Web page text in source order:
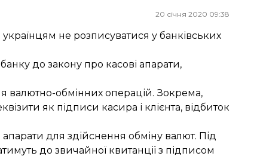
20 січня 2020 09:38
не розписуватися у банківських
до закону про касові апарати,
валютно-обмінних операцій. Зокрема,
як підписи касира і клієнта, відбиток
для здійснення обміну валют. Під
до звичайної квитанції з підписом